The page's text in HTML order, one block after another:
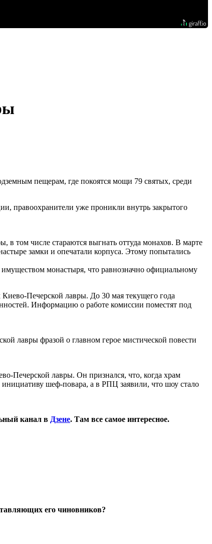
пещерам, где покоятся мощи 79 святых, среди
правоохранители уже проникли внутрь закрытого
том числе стараются выгнать оттуда монахов. В марте
замки и опечатали корпуса. Этому попытались
монастыря, что равнозначно официальному
Печерской лавры. До 30 мая текущего года
Информацию о работе комиссии поместят под
лавры фразой о главном герое мистической повести
Печерской лавры. Он признался, что, когда храм
шеф-повара, а в РПЦ заявили, что шоу стало
канал в Дзене. Там все самое интересное.
его чиновников?